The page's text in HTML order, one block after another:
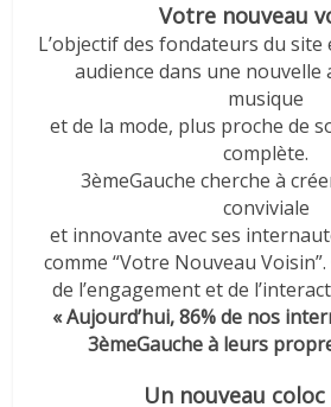
Votre nouveau
L’objectif des fondateurs du
audience dans une nouvelle
musique
et de la mode, plus proche de
complète.
3èmeGauche cherche à
conviviale
et innovante avec ses
comme “Votre Nouveau
de l’engagement et de
« Aujourd’hui, 86% de nos
3èmeGauche à leurs
Un nouveau coloc